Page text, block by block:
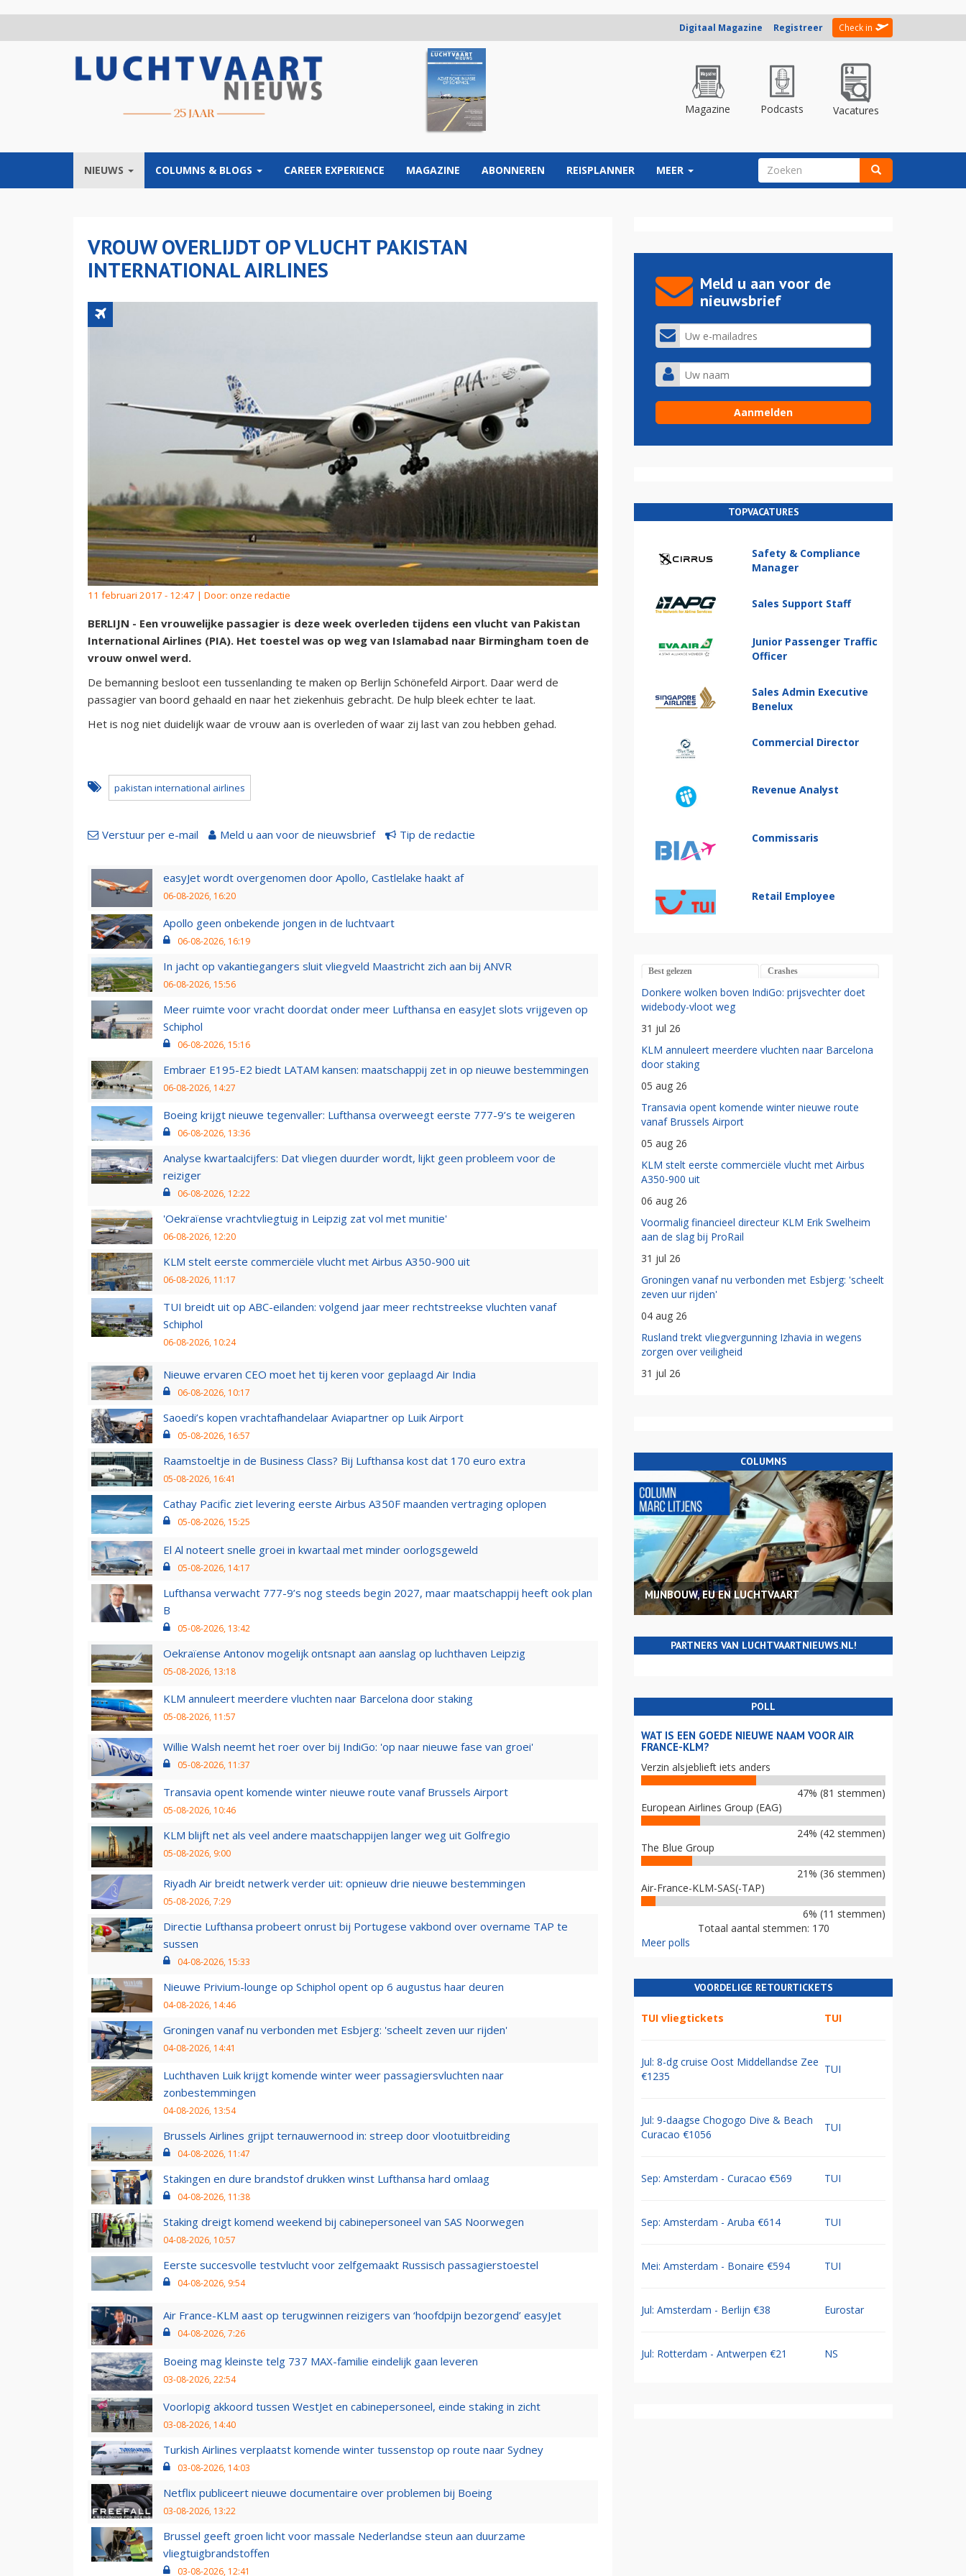
Digitaal Magazine Registreer Check in
Magazine Podcasts Vacatures
NIEUWS COLUMNS & BLOGS CAREER EXPERIENCE MAGAZINE ABONNEREN REISPLANNER MEER ZOEKVELD
VROUW OVERLIJDT OP VLUCHT PAKISTAN
INTERNATIONAL AIRLINES
11 februari 2017 - 12:47 | Door: onze redactie
BERLIJN - Een vrouwelijke passagier is deze week overleden tijdens een vlucht van Pakistan
International Airlines (PIA). Het toestel was op weg van Islamabad naar Birmingham toen de
vrouw onwel werd.
De bemanning besloot een tussenlanding te maken op Berlijn Schönefeld Airport. Daar werd de
passagier van boord gehaald en naar het ziekenhuis gebracht. De hulp bleek echter te laat.
Het is nog niet duidelijk waar de vrouw aan is overleden of waar zij last van zou hebben gehad.
pakistan international airlines
Verstuur per e-mail Meld u aan voor de nieuwsbrief Tip de redactie
easyJet wordt overgenomen door Apollo, Castlelake haakt af
06-08-2026, 16:20
Apollo geen onbekende jongen in de luchtvaart
06-08-2026, 16:19
In jacht op vakantiegangers sluit vliegveld Maastricht zich aan bij ANVR
06-08-2026, 15:56
Meer ruimte voor vracht doordat onder meer Lufthansa en easyJet slots vrijgeven op
Schiphol
06-08-2026, 15:16
Embraer E195-E2 biedt LATAM kansen: maatschappij zet in op nieuwe bestemmingen
06-08-2026, 14:27
Boeing krijgt nieuwe tegenvaller: Lufthansa overweegt eerste 777-9’s te weigeren
06-08-2026, 13:36
Analyse kwartaalcijfers: Dat vliegen duurder wordt, lijkt geen probleem voor de
reiziger
06-08-2026, 12:22
'Oekraïense vrachtvliegtuig in Leipzig zat vol met munitie'
06-08-2026, 12:20
KLM stelt eerste commerciële vlucht met Airbus A350-900 uit
06-08-2026, 11:17
TUI breidt uit op ABC-eilanden: volgend jaar meer rechtstreekse vluchten vanaf
Schiphol
06-08-2026, 10:24
Nieuwe ervaren CEO moet het tij keren voor geplaagd Air India
06-08-2026, 10:17
Saoedi’s kopen vrachtafhandelaar Aviapartner op Luik Airport
05-08-2026, 16:57
Raamstoeltje in de Business Class? Bij Lufthansa kost dat 170 euro extra
05-08-2026, 16:41
Cathay Pacific ziet levering eerste Airbus A350F maanden vertraging oplopen
05-08-2026, 15:25
El Al noteert snelle groei in kwartaal met minder oorlogsgeweld
05-08-2026, 14:17
Lufthansa verwacht 777-9’s nog steeds begin 2027, maar maatschappij heeft ook plan
B
05-08-2026, 13:42
Oekraïense Antonov mogelijk ontsnapt aan aanslag op luchthaven Leipzig
05-08-2026, 13:18
KLM annuleert meerdere vluchten naar Barcelona door staking
05-08-2026, 11:57
Willie Walsh neemt het roer over bij IndiGo: 'op naar nieuwe fase van groei'
05-08-2026, 11:37
Transavia opent komende winter nieuwe route vanaf Brussels Airport
05-08-2026, 10:46
KLM blijft net als veel andere maatschappijen langer weg uit Golfregio
05-08-2026, 9:00
Riyadh Air breidt netwerk verder uit: opnieuw drie nieuwe bestemmingen
05-08-2026, 7:29
Directie Lufthansa probeert onrust bij Portugese vakbond over overname TAP te
sussen
04-08-2026, 15:33
Nieuwe Privium-lounge op Schiphol opent op 6 augustus haar deuren
04-08-2026, 14:46
Groningen vanaf nu verbonden met Esbjerg: 'scheelt zeven uur rijden'
04-08-2026, 14:41
Luchthaven Luik krijgt komende winter weer passagiersvluchten naar
zonbestemmingen
04-08-2026, 13:54
Brussels Airlines grijpt ternauwernood in: streep door vlootuitbreiding
04-08-2026, 11:47
Stakingen en dure brandstof drukken winst Lufthansa hard omlaag
04-08-2026, 11:38
Staking dreigt komend weekend bij cabinepersoneel van SAS Noorwegen
04-08-2026, 10:57
Eerste succesvolle testvlucht voor zelfgemaakt Russisch passagierstoestel
04-08-2026, 9:54
Air France-KLM aast op terugwinnen reizigers van ‘hoofdpijn bezorgend’ easyJet
04-08-2026, 7:26
Boeing mag kleinste telg 737 MAX-familie eindelijk gaan leveren
03-08-2026, 22:54
Voorlopig akkoord tussen WestJet en cabinepersoneel, einde staking in zicht
03-08-2026, 14:40
Turkish Airlines verplaatst komende winter tussenstop op route naar Sydney
03-08-2026, 14:03
Netflix publiceert nieuwe documentaire over problemen bij Boeing
03-08-2026, 13:22
Brussel geeft groen licht voor massale Nederlandse steun aan duurzame
vliegtuigbrandstoffen
03-08-2026, 12:41
Meld u aan voor de
nieuwsbrief
TOPVACATURES
Safety & Compliance
Manager
Sales Support Staff
Junior Passenger Traffic
Officer
Sales Admin Executive
Benelux
Commercial Director
Revenue Analyst
Commissaris
Retail Employee
Best gelezen Crashes
Donkere wolken boven IndiGo: prijsvechter doet
widebody-vloot weg
31 jul 26
KLM annuleert meerdere vluchten naar Barcelona
door staking
05 aug 26
Transavia opent komende winter nieuwe route
vanaf Brussels Airport
05 aug 26
KLM stelt eerste commerciële vlucht met Airbus
A350-900 uit
06 aug 26
Voormalig financieel directeur KLM Erik Swelheim
aan de slag bij ProRail
31 jul 26
Groningen vanaf nu verbonden met Esbjerg: 'scheelt
zeven uur rijden'
04 aug 26
Rusland trekt vliegvergunning Izhavia in wegens
zorgen over veiligheid
31 jul 26
COLUMNS
MIJNBOUW, EU EN LUCHTVAART
PARTNERS VAN LUCHTVAARTNIEUWS.NL!
POLL
WAT IS EEN GOEDE NIEUWE NAAM VOOR AIR
FRANCE-KLM?
Verzin alsjeblieft iets anders
47% (81 stemmen)
European Airlines Group (EAG)
24% (42 stemmen)
The Blue Group
21% (36 stemmen)
Air-France-KLM-SAS(-TAP)
6% (11 stemmen)
Totaal aantal stemmen: 170
Meer polls
VOORDELIGE RETOURTICKETS
TUI vliegtickets TUI
Jul: 8-dg cruise Oost Middellandse Zee
€1235
TUI
Jul: 9-daagse Chogogo Dive & Beach
Curacao €1056
TUI
Sep: Amsterdam - Curacao €569 TUI
Sep: Amsterdam - Aruba €614 TUI
Mei: Amsterdam - Bonaire €594 TUI
Jul: Amsterdam - Berlijn €38 Eurostar
Jul: Rotterdam - Antwerpen €21 NS